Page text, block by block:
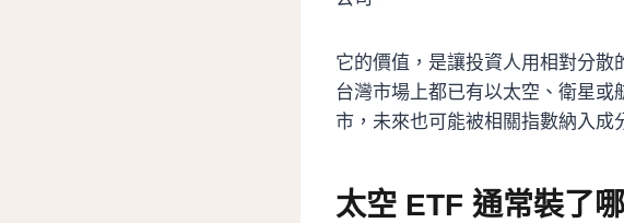
它的價值，是讓投資人用相對分
台灣市場上都已有以太空、衛星或
市，未來也可能被相關指數納入成
太空 ETF 通常裝了